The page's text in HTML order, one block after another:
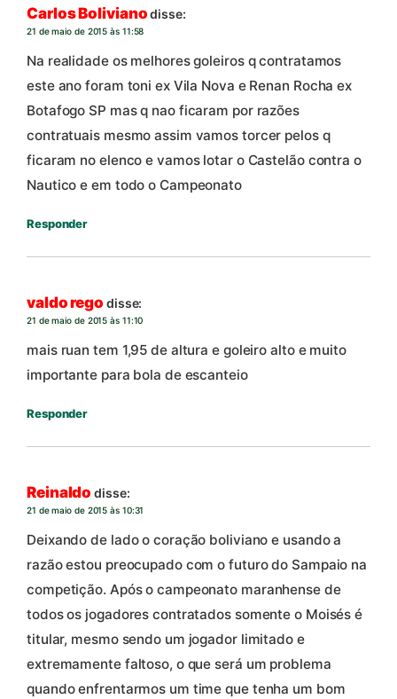
Carlos Bolivianodisse:
21 de maio de 2015 às 11:58
Na realidade os melhores goleiros q contratamos
este ano foram toni ex Vila Nova e Renan Rocha ex
Botafogo SP mas q nao ficaram por razões
contratuais mesmo assim vamos torcer pelos q
ficaram no elenco e vamos lotar o Castelão contra o
Nautico e em todo o Campeonato
Responder
valdo rego disse:
21 de maio de 2015 às 11:10
mais ruan tem 1,95 de altura e goleiro alto e muito
importante para bola de escanteio
Responder
Reinaldo disse:
21 de maio de 2015 às 10:31
Deixando de lado o coração boliviano e usando a
razão estou preocupado com o futuro do Sampaio na
competição. Após o campeonato maranhense de
todos os jogadores contratados somente o Moisés é
titular, mesmo sendo um jogador limitado e
extremamente faltoso, o que será um problema
quando enfrentarmos um time que tenha um bom